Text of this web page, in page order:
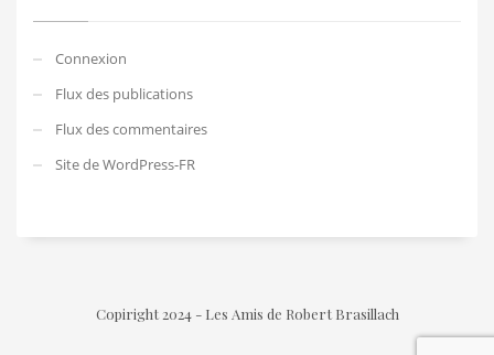
Connexion
Flux des publications
Flux des commentaires
Site de WordPress-FR
Copiright 2024 - Les Amis de Robert Brasillach